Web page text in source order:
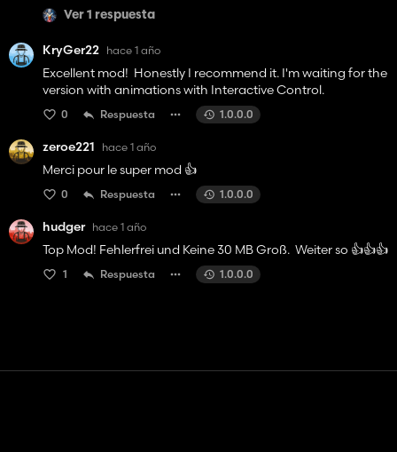
Ver 1 respuesta
KryGer22 hace 1 año
Excellent mod! Honestly I recommend it. I'm waiting for the
version with animations with Interactive Control.
0 Respuesta 1.0.0.0
zeroe221 hace 1 año
Merci pour le super mod 👍️
0 Respuesta 1.0.0.0
hudger hace 1 año
Top Mod! Fehlerfrei und Keine 30 MB Groß. Weiter so 👍️👍️👍️
1 Respuesta 1.0.0.0